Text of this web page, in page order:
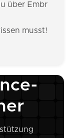
über Embr
musst!